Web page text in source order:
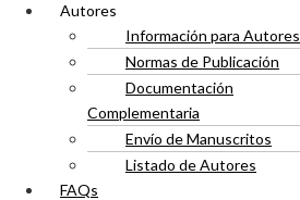
Autores
Información para Autores
Normas de Publicación
Documentación
Complementaria
Envío de Manuscritos
Listado de Autores
FAQs